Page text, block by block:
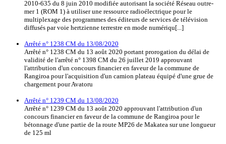
2010-635 du 8 juin 2010 modifiée autorisant la société Réseau outre-
mer 1 (ROM 1) à utiliser une ressource radioélectrique pour le
multiplexage des programmes des éditeurs de services de télévision
diffusés par voie hertzienne terrestre en mode numériqu[...]
Arrêté n° 1238 CM du 13/08/2020
Arrêté n° 1238 CM du 13 août 2020 portant prorogation du délai de
validité de l'arrêté n° 1398 CM du 26 juillet 2019 approuvant
l'attribution d'un concours financier en faveur de la commune de
Rangiroa pour l'acquisition d'un camion plateau équipé d'une grue de
chargement pour Avatoru
Arrêté n° 1239 CM du 13/08/2020
Arrêté n° 1239 CM du 13 août 2020 approuvant l'attribution d'un
concours financier en faveur de la commune de Rangiroa pour le
bétonnage d'une partie de la route MP26 de Makatea sur une longueur
de 125 ml